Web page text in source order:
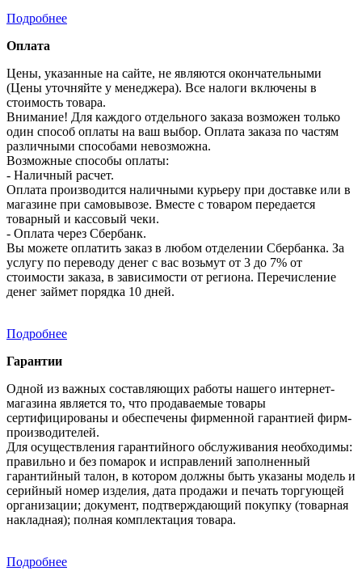
Подробнее
Оплата
Цены, указанные на сайте, не являются окончательными
(Цены уточняйте у менеджера). Все налоги включены в
стоимость товара.
Внимание! Для каждого отдельного заказа возможен только
один способ оплаты на ваш выбор. Оплата заказа по частям
различными способами невозможна.
Возможные способы оплаты:
- Наличный расчет.
Оплата производится наличными курьеру при доставке или в
магазине при самовывозе. Вместе с товаром передается
товарный и кассовый чеки.
- Оплата через Сбербанк.
Вы можете оплатить заказ в любом отделении Сбербанка. За
услугу по переводу денег с вас возьмут от 3 до 7% от
стоимости заказа, в зависимости от региона. Перечисление
денег займет порядка 10 дней.
Подробнее
Гарантии
Одной из важных составляющих работы нашего интернет-
магазина является то, что продаваемые товары
сертифицированы и обеспечены фирменной гарантией фирм-
производителей.
Для осуществления гарантийного обслуживания необходимы:
правильно и без помарок и исправлений заполненный
гарантийный талон, в котором должны быть указаны модель и
серийный номер изделия, дата продажи и печать торгующей
организации; документ, подтверждающий покупку (товарная
накладная); полная комплектация товара.
Подробнее